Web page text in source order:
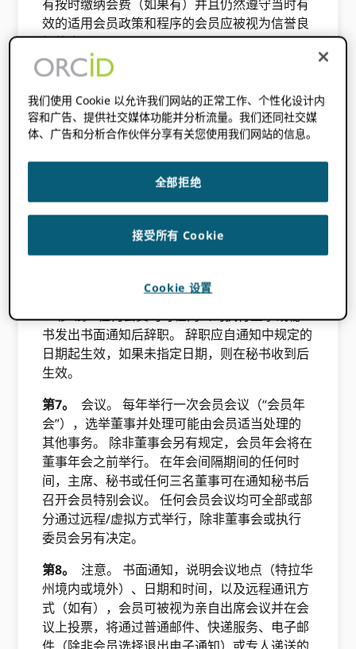
有按时缴纳会费（如果有）并且仍然遵守当时有
效的适用会员政策和程序的会员应被视为信誉良
好的会员。
第5。会员资格生效日期。 会员资格应在会员资
格开始日期或完全签署并接受的会员协议中规定
的其他时间生效。
第6。暂停; 移动; 辞职。
A。 暂停。 董事会或执行董事可以因未能及时缴
纳年费或其他会费（直至缴纳会费之前）或违反
会员协议中规定的任何其他条件而取消或暂停任
何会员的资格。 此外，董事会可以选择取消或暂
停任何未能遵守董事会不时确定的任何其他条
款、条件和/或会员资格的会员。 尽管有上述规
定，执行董事做出的任何罢免或停职可能会被董
b. 移动。 任何会员均可在向公司执行董事或秘
书发出书面通知后辞职。 辞职应自通知中规定的
日期起生效，如果未指定日期，则在秘书收到后
生效。
第7。 会议。 每年举行一次会员会议（“会员年
会”），选举董事并处理可能由会员适当处理的
其他事务。 除非董事会另有规定，会员年会将在
董事年会之前举行。 在年会间隔期间的任何时
间，主席、秘书或任何三名董事可在通知秘书后
召开会员特别会议。 任何会员会议均可全部或部
分通过远程/虚拟方式举行，除非董事会或执行
委员会另有决定。
第8。注意。 书面通知，说明会议地点（特拉华
州境内或境外）、日期和时间，以及远程通讯方
式（如有），会员可被视为亲自出席会议并在会
议上投票，将通过普通邮件、快递服务、电子邮
我们使用 Cookie 以允许我们网站的正常工作、个性化设计内
容和广告、提供社交媒体功能并分析流量。我们还同社交媒
体、广告和分析合作伙伴分享有关您使用我们网站的信息。
全部拒绝
接受所有 Cookie
Cookie 设置